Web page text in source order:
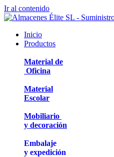
Ir al contenido
Inicio
Productos
Material de
Oficina
Material
Escolar
Mobiliario
y decoración
Embalaje
y expedición